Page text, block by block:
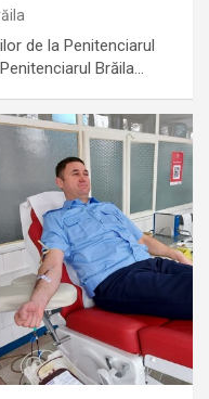
de la Penitenciarul
Brăila…